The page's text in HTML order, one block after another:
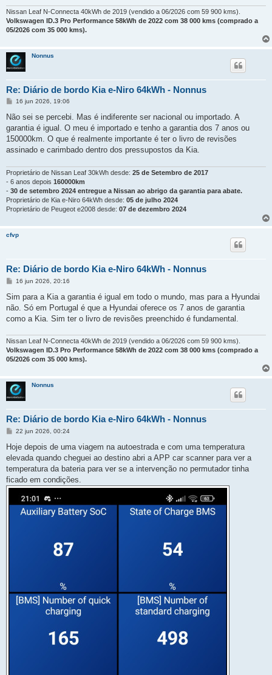
m
Nissan Leaf N-Connecta 40kWh de 2019 (vendido a 06/2026 com 59 900 kms).
Volkswagen ID.3 Pro Performance 58kWh de 2022 com 38 000 kms (comprado a
05/2026 com 35 000 kms).
Nonnus
Re: Diário de bordo Kia e-Niro 64kWh - Nonnus
M
n
a
g
m
16 jun 2026, 19:06
Não sei se percebi. Mas é indiferente ser nacional ou importado. A
garantia é igual. O meu é importado e tenho a garantia dos 7 anos ou
150000km. O que é realmente importante é ter o livro de revisões
assinado e carimbado dentro dos pressupostos da Kia.
Proprietário de Nissan Leaf 30kWh desde: 25 de Setembro de 2017
- 6 anos depois 160000km
- 30 de setembro 2024 entregue a Nissan ao abrigo da garantia para abate.
Proprietário de Kia e-Niro 64kWh desde: 05 de julho 2024
Proprietário de Peugeot e2008 desde: 07 de dezembro 2024
cfvp
Re: Diário de bordo Kia e-Niro 64kWh - Nonnus
M
n
a
g
16 jun 2026, 20:16
Sim para a Kia a garantia é igual em todo o mundo, mas para a Hyundai
não. Só em Portugal é que a Hyundai oferece os 7 anos de garantia
como a Kia. Sim ter o livro de revisões preenchido é fundamental.
Nissan Leaf N-Connecta 40kWh de 2019 (vendido a 06/2026 com 59 900 kms).
Volkswagen ID.3 Pro Performance 58kWh de 2022 com 38 000 kms (comprado a
05/2026 com 35 000 kms).
Nonnus
Re: Diário de bordo Kia e-Niro 64kWh - Nonnus
M
n
s
a
g
m
22 jun 2026, 00:24
Hoje depois de uma viagem na autoestrada e com uma temperatura
elevada quando cheguei ao destino abri a APP car scanner para ver a
temperatura da bateria para ver se a intervenção no permutador tinha
ficado em condições.